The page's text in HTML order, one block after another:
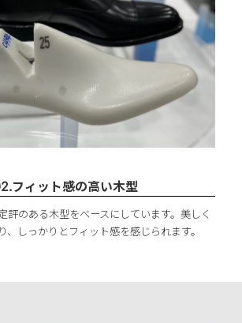
フィット感の高い木型
評のある木型をベースにしています。美しく
、しっかりとフィット感を感じられます。